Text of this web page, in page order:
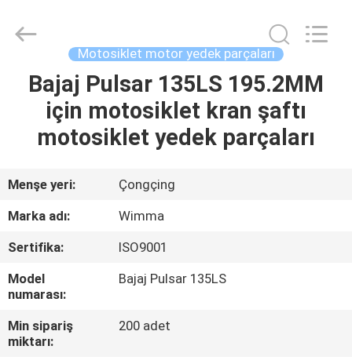
EVDE
ÜRÜN
VIDEOLAR
HAKKIMIZDA
TURU
Parts
Reserved.
Motosiklet motor yedek parçaları
Bajaj Pulsar 135LS 195.2MM
için motosiklet kran şaftı
motosiklet yedek parçaları
Menşe yeri:
Çongçing
Marka adı:
Wimma
Sertifika:
ISO9001
Model
numarası:
Bajaj Pulsar 135LS
Min sipariş
miktarı:
200 adet